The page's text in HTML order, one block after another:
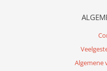
Algemene